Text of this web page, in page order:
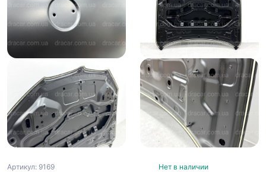
Артикул: 9169 Нет в наличии